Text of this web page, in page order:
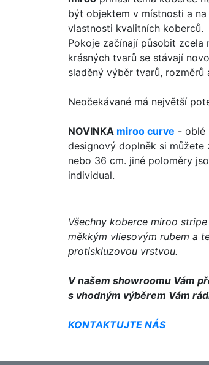
být objektem v místnosti a
vlastnosti kvalitních koberců.
Pokoje začínají působit
krásných tvarů se stávají
sladěný výběr tvarů, rozměrů
Neočekávané má největší
NOVINKA miroo curve - oblé
designový doplněk si
nebo 36 cm. jiné poloměry
individual.
Všechny koberce miroo
měkkým vliesovým rubem a
protiskluzovou vrstvou.
V našem showroomu Vám
s vhodným výběrem Vám
KONTAKTUJTE NÁS